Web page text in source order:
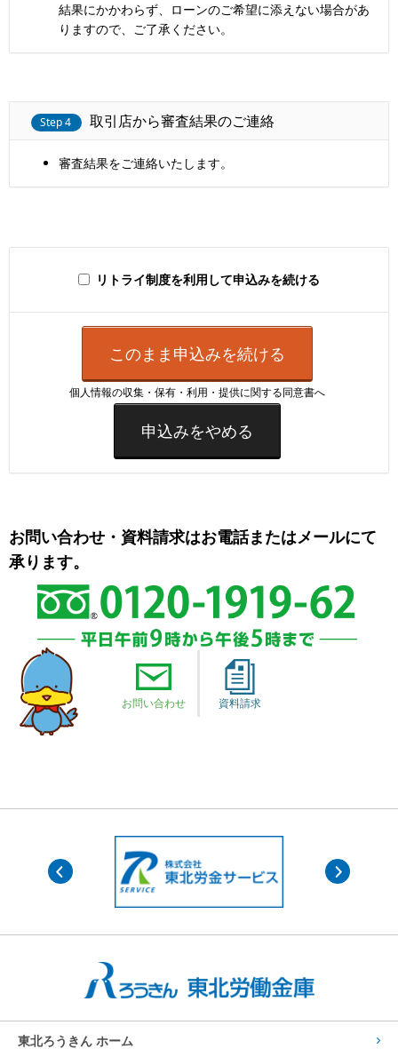
結果にかかわらず、ローンのご希望に添えない場合があ
りますので、ご了承ください。
Step 4 取引店から審査結果のご連絡
審査結果をご連絡いたします。
リトライ制度を利用して申込みを続ける
このまま申込みを続ける
個人情報の収集・保有・利用・提供に関する同意書へ
申込みをやめる
お問い合わせ・資料請求はお電話またはメールにて
承ります。
お問い合わせ 資料請求
東北ろうきん ホーム